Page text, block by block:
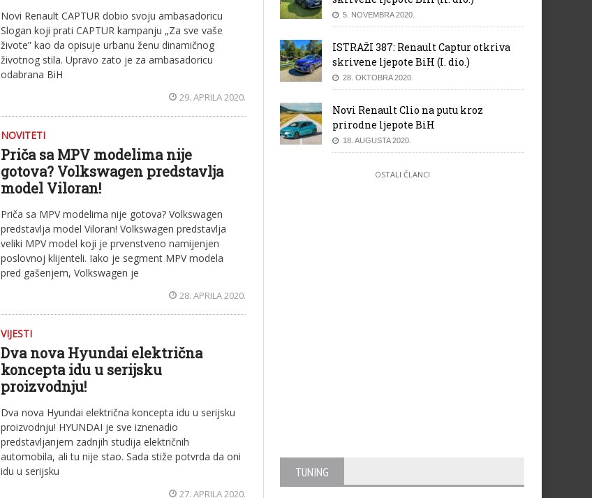
Novi Renault CAPTUR dobio svoju ambasadoricu
Slogan koji prati CAPTUR kampanju „Za sve vaše
živote” kao da opisuje urbanu ženu dinamičnog
životnog stila. Upravo zato je za ambasadoricu
odabrana BiH
29. APRILA 2020.
NOVITETI
Priča sa MPV modelima nije
gotova? Volkswagen predstavlja
model Viloran!
Priča sa MPV modelima nije gotova? Volkswagen
predstavlja model Viloran! Volkswagen predstavlja
veliki MPV model koji je prvenstveno namijenjen
poslovnoj klijenteli. Iako je segment MPV modela
pred gašenjem, Volkswagen je
28. APRILA 2020.
VIJESTI
Dva nova Hyundai električna
koncepta idu u serijsku
proizvodnju!
Dva nova Hyundai električna koncepta idu u serijsku
proizvodnju! HYUNDAI je sve iznenadio
predstavljanjem zadnjih studija električnih
automobila, ali tu nije stao. Sada stiže potvrda da oni
idu u serijsku
27. APRILA 2020.
5. NOVEMBRA 2020.
ISTRAŽI 387: Renault Captur otkriva
skrivene ljepote BiH (I. dio.)
28. OKTOBRA 2020.
Novi Renault Clio na putu kroz
prirodne ljepote BiH
18. AUGUSTA 2020.
OSTALI ČLANCI
TUNING